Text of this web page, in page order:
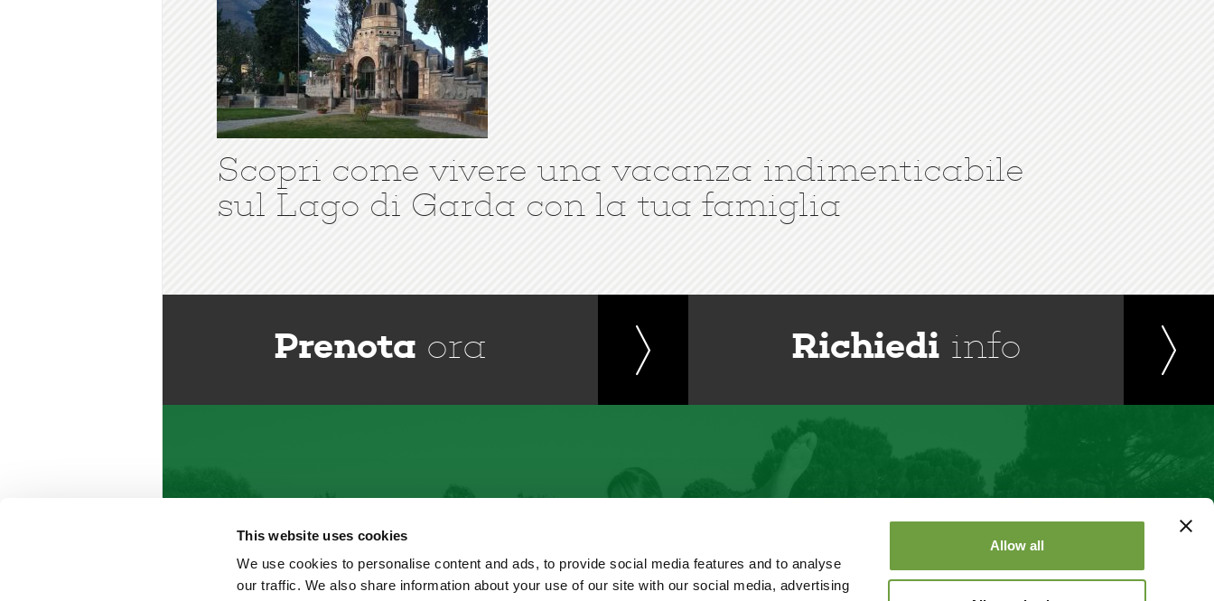
This website uses cookies
We use cookies to personalise content and ads, to provide social media features and to analyse
our traffic. We also share information about your use of our site with our social media, advertising
Allow all
Scopri come vivere una vacanza indimenticabile
sul Lago di Garda con la tua famiglia
Prenota ora Richiedi info